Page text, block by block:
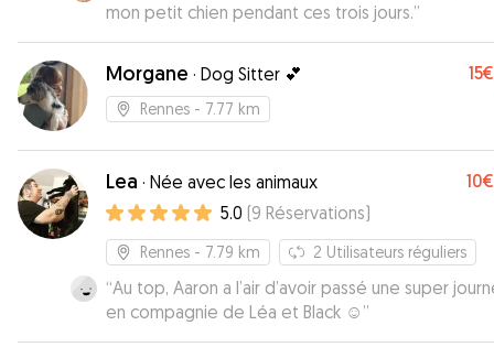
mon petit chien pendant ces trois jours.”
Morgane · Dog Sitter 💕 15€
Rennes - 7.77 km
Lea · Née avec les animaux 10€
5.0 (9 Réservations)
Rennes - 7.79 km 2 Utilisateurs réguliers
“Au top, Aaron a l’air d’avoir passé une super
en compagnie de Léa et Black ☺️ ”